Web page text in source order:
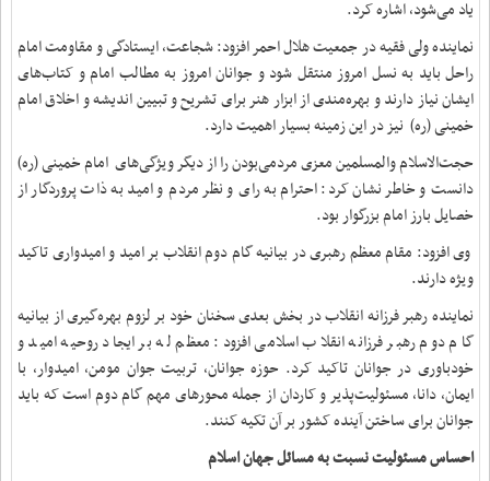
یاد می‌شود، اشاره کرد.
نماینده ولی فقیه در جمعیت هلال احمر افزود: شجاعت، ایستادگی و مقاومت امام
راحل باید به نسل امروز منتقل شود و جوانان امروز به مطالب امام و کتاب‌های
ایشان نیاز دارند و بهره‌مندی از ابزار هنر برای تشریح و تبیین اندیشه و اخلاق امام
خمینی (ره) نیز در این زمینه بسیار اهمیت دارد.
حجت‌الاسلام والمسلمین معزی مردمی‌بودن را از دیگر ویژگی‌های امام خمینی (ره)
دانست و خاطر نشان کرد: احترام به رای و نظر مردم و امید به ذات پروردگار از
خصایل بارز امام بزرگوار بود.
وی افزود: مقام معظم رهبری در بیانیه گام دوم انقلاب بر امید و امیدواری تاکید
ویژه دارند.
نماینده رهبر فرزانه انقلاب در بخش بعدی سخنان خود بر لزوم بهره‌گیری از بیانیه
گام دوم رهبر فرزانه انقلاب اسلامی افزود: معظم له بر ایجاد روحیه امید و
خودباوری در جوانان تاکید کرد. حوزه جوانان، تربیت جوان مومن، امیدوار، با
ایمان، دانا، مسئولیت‌پذیر و کاردان از جمله محورهای مهم گام دوم است که باید
جوانان برای ساختن آینده کشور بر آن تکیه کنند.
احساس مسئولیت نسبت به مسائل جهان اسلام